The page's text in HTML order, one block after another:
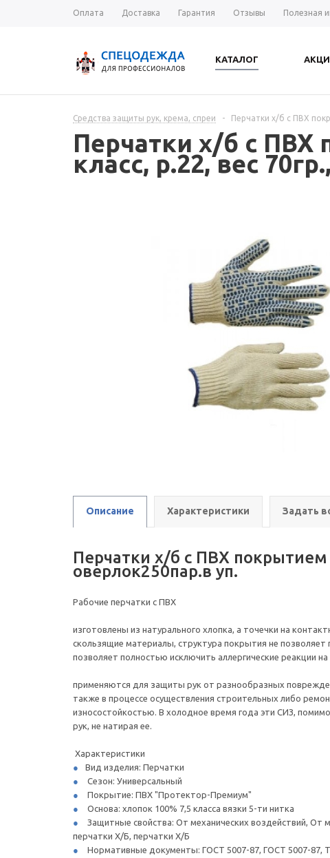
Оплата Доставка Гарантия Отзывы Полезная
КАТАЛОГ
Средства защиты рук, крема, спреи - Перчатки х/б с ПВХ
Перчатки х/б с
класс, р.22, вес
Описание Характеристики Задать
Перчатки х/б с ПВХ
оверлок250пар.в уп.
Рабочие перчатки с ПВХ
изготовлены из натурального хлопка, а точечки на
скользящие материалы, структура покрытия не позволяет
позволяет полностью исключить аллергические реакции
применяются для защиты рук от разнообразных
также в процессе осуществления строительных либо
износостойкостью. В холодное время года эти СИЗ,
рук, не натирая ее.
Характеристики
Вид изделия: Перчатки
Сезон: Универсальный
Покрытие: ПВХ "Протектор-Премиум"
Основа: хлопок 100% 7,5 класса вязки 5-ти нитка
Защитные свойства: От механических воздействий, От
перчатки Х/Б, перчатки Х/Б
Нормативные документы: ГОСТ 5007-87, ГОСТ 5007-87,